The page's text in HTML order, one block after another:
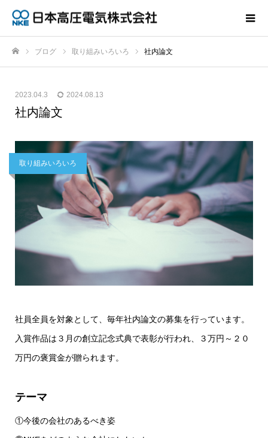
ブログ 取り組みいろいろ 社内論文
2023.04.3 2024.08.13
社内論文
取り組みいろいろ
社員全員を対象として、毎年社内論文の募集を行っています。
入賞作品は３月の創立記念式典で表彰が行われ、３万円～２０
万円の褒賞金が贈られます。
テーマ
①今後の会社のあるべき姿